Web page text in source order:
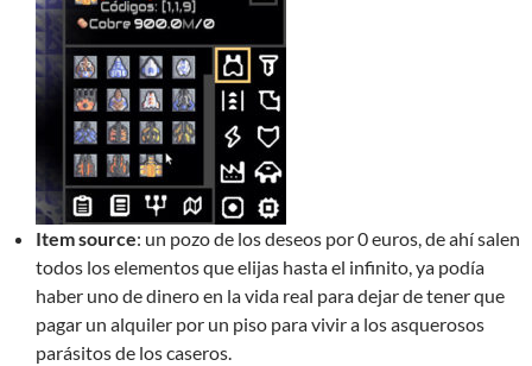
Item source: un pozo de los deseos por 0 euros, de ahí salen
todos los elementos que elijas hasta el infinito, ya podía
haber uno de dinero en la vida real para dejar de tener que
pagar un alquiler por un piso para vivir a los asquerosos
parásitos de los caseros.